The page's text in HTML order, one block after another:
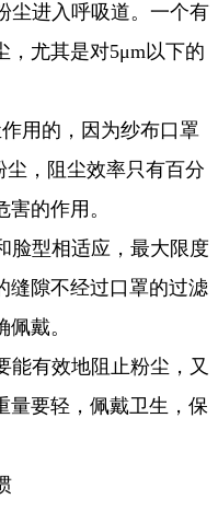
尘进入呼吸道。一个有
，尤其是对5μm以下的
用的，因为纱布口罩
尘，阻尘效率只有百分
的作用。
脸型相适应，最大限度
缝隙不经过口罩的过滤
戴。
能有效地阻止粉尘，又
量要轻，佩戴卫生，保